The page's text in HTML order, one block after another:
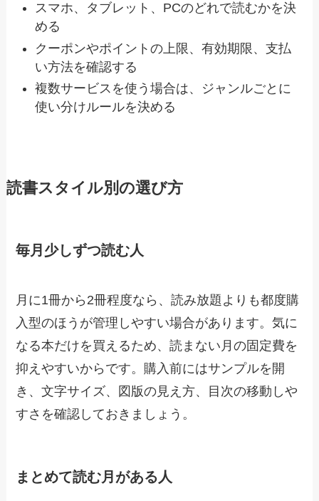
スマホ、タブレット、PCのどれで読むかを決
める
クーポンやポイントの上限、有効期限、支払
い方法を確認する
複数サービスを使う場合は、ジャンルごとに
使い分けルールを決める
読書スタイル別の選び方
毎月少しずつ読む人
月に1冊から2冊程度なら、読み放題よりも都度購
入型のほうが管理しやすい場合があります。気に
なる本だけを買えるため、読まない月の固定費を
抑えやすいからです。購入前にはサンプルを開
き、文字サイズ、図版の見え方、目次の移動しや
すさを確認しておきましょう。
まとめて読む月がある人